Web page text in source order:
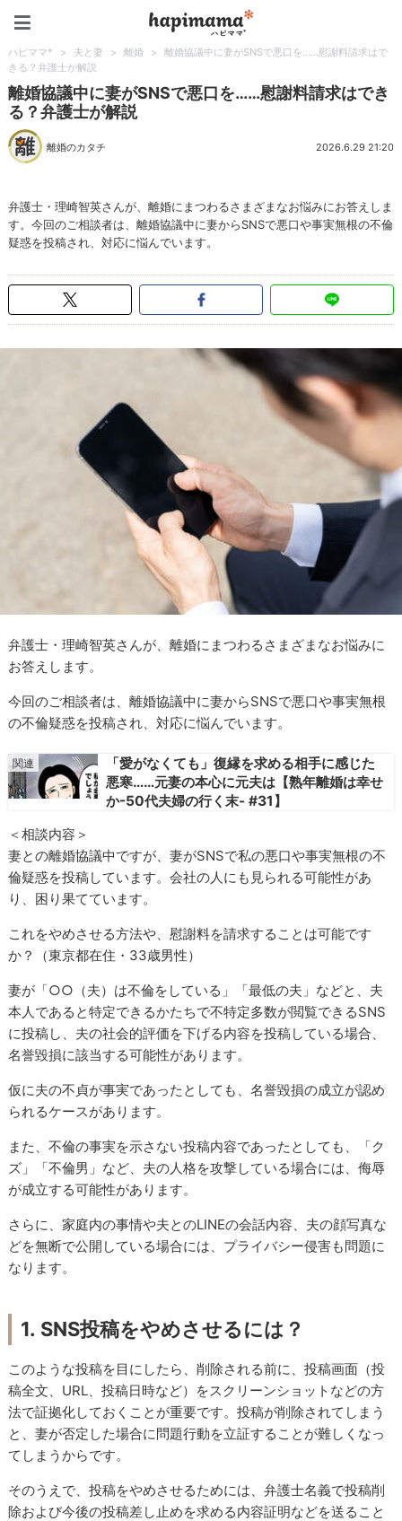
ハピママ* > 夫と妻 > 離婚 >
離婚協議中に妻がSNSで悪口を……慰謝料請求はで
きる？弁護士が解説
離婚協議中に妻がSNSで悪口を……慰謝料請求はでき
る？弁護士が解説
離婚のカタチ 2026.6.29 21:20
弁護士・理崎智英さんが、離婚にまつわるさまざまなお悩みにお答えしま
す。今回のご相談者は、離婚協議中に妻からSNSで悪口や事実無根の不倫
疑惑を投稿され、対応に悩んでいます。
弁護士・理崎智英さんが、離婚にまつわるさまざまなお悩みに
お答えします。
今回のご相談者は、離婚協議中に妻からSNSで悪口や事実無根
の不倫疑惑を投稿され、対応に悩んでいます。
「愛がなくても」復縁を求める相手に感じた
悪寒……元妻の本心に元夫は【熟年離婚は幸せ
か-50代夫婦の行く末- #31】
＜相談内容＞
妻との離婚協議中ですが、妻がSNSで私の悪口や事実無根の不
倫疑惑を投稿しています。会社の人にも見られる可能性があ
り、困り果てています。
これをやめさせる方法や、慰謝料を請求することは可能です
か？（東京都在住・33歳男性）
妻が「○○（夫）は不倫をしている」「最低の夫」などと、夫
本人であると特定できるかたちで不特定多数が閲覧できるSNS
に投稿し、夫の社会的評価を下げる内容を投稿している場合、
名誉毀損に該当する可能性があります。
仮に夫の不貞が事実であったとしても、名誉毀損の成立が認め
られるケースがあります。
また、不倫の事実を示さない投稿内容であったとしても、「ク
ズ」「不倫男」など、夫の人格を攻撃している場合には、侮辱
が成立する可能性があります。
さらに、家庭内の事情や夫とのLINEの会話内容、夫の顔写真な
どを無断で公開している場合には、プライバシー侵害も問題に
なります。
1. SNS投稿をやめさせるには？
このような投稿を目にしたら、削除される前に、投稿画面（投
稿全文、URL、投稿日時など）をスクリーンショットなどの方
法で証拠化しておくことが重要です。投稿が削除されてしまう
と、妻が否定した場合に問題行動を立証することが難しくなっ
てしまうからです。
そのうえで、投稿をやめさせるためには、弁護士名義で投稿削
除および今後の投稿差し止めを求める内容証明などを送ること